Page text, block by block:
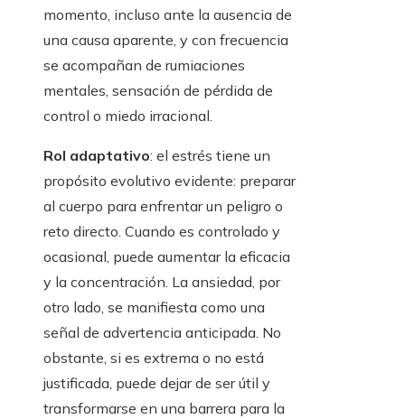
momento, incluso ante la ausencia de
una causa aparente, y con frecuencia
se acompañan de rumiaciones
mentales, sensación de pérdida de
control o miedo irracional.
Rol adaptativo: el estrés tiene un
propósito evolutivo evidente: preparar
al cuerpo para enfrentar un peligro o
reto directo. Cuando es controlado y
ocasional, puede aumentar la eficacia
y la concentración. La ansiedad, por
otro lado, se manifiesta como una
señal de advertencia anticipada. No
obstante, si es extrema o no está
justificada, puede dejar de ser útil y
transformarse en una barrera para la